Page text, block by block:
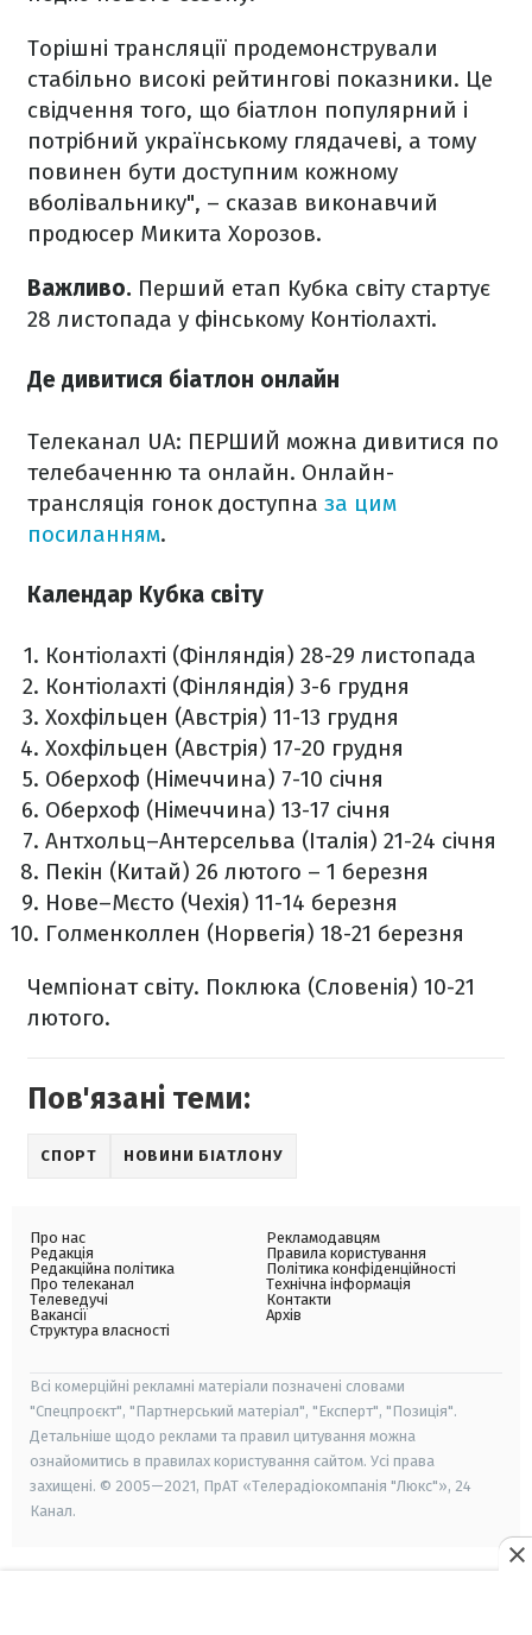
Торішні трансляції продемонстрували
стабільно високі рейтингові показники. Це
свідчення того, що біатлон популярний і
потрібний українському глядачеві, а тому
повинен бути доступним кожному
вболівальнику", – сказав виконавчий
продюсер Микита Хорозов.
Важливо. Перший етап Кубка світу стартує
28 листопада у фінському Контіолахті.
Де дивитися біатлон онлайн
Телеканал UA: ПЕРШИЙ можна дивитися по
телебаченню та онлайн. Онлайн-
трансляція гонок доступна за цим
посиланням.
Календар Кубка світу
Контіолахті (Фінляндія) 28-29 листопада
Контіолахті (Фінляндія) 3-6 грудня
Хохфільцен (Австрія) 11-13 грудня
Хохфільцен (Австрія) 17-20 грудня
Оберхоф (Німеччина) 7-10 січня
Оберхоф (Німеччина) 13-17 січня
Антхольц–Антерсельва (Італія) 21-24 січня
Пекін (Китай) 26 лютого – 1 березня
Нове–Мєсто (Чехія) 11-14 березня
Голменколлен (Норвегія) 18-21 березня
Чемпіонат світу. Поклюка (Словенія) 10-21
лютого.
Пов'язані теми:
СПОРТ НОВИНИ БІАТЛОНУ
Про нас
Редакція
Редакційна політика
Про телеканал
Телеведучі
Вакансії
Структура власності
Рекламодавцям
Правила користування
Політика конфіденційності
Технічна інформація
Контакти
Архів
Всі комерційні рекламні матеріали позначені словами
"Спецпроєкт", "Партнерський матеріал", "Експерт", "Позиція".
Детальніше щодо реклами та правил цитування можна
ознайомитись в правилах користування сайтом. Усі права
захищені. © 2005—2021, ПрАТ «Телерадіокомпанія "Люкс"», 24
Канал.